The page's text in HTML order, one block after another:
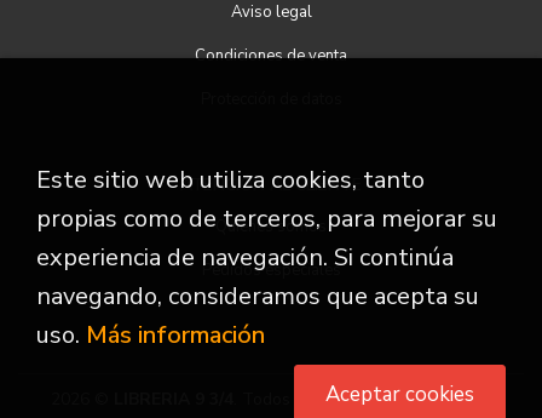
Aviso legal
Condiciones de venta
ATENCIÓN AL CLIENTE
Quiénes somos
Pedidos especiales
. Todos los Derechos Reservados
Este sitio web utiliza cookies, tanto
propias como de terceros, para mejorar su
experiencia de navegación. Si continúa
navegando, consideramos que acepta su
uso. Más información
Aceptar cookies